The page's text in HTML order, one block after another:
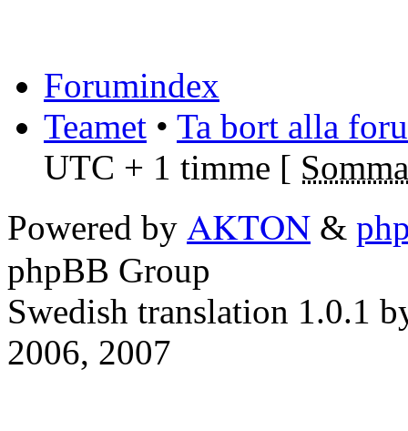
Forumindex
Teamet • Ta bort alla
UTC + 1 timme [
Powered by AKTON &
phpBB Group
Swedish translation 1.0.1
2006, 2007